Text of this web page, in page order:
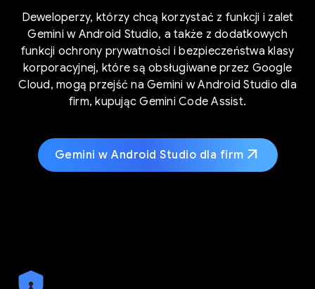
Deweloperzy, którzy chcą korzystać z funkcji i zalet
Gemini w Android Studio, a także z dodatkowych
funkcji ochrony prywatności i bezpieczeństwa klasy
korporacyjnej, które są obsługiwane przez Google
Cloud, mogą przejść na Gemini w Android Studio dla
firm, kupując Gemini Code Assist.
Gemini w Android Studio dla firm arrow_outward